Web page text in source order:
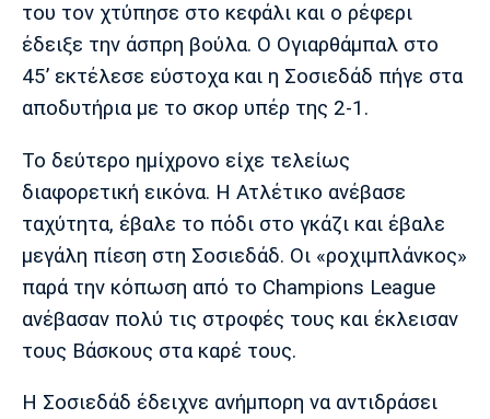
Πόρτο Μπενφίκα
του τον χτύπησε στο κεφάλι και ο ρέφερι
έδειξε την άσπρη βούλα. Ο Ογιαρθάμπαλ στο
45’ εκτέλεσε εύστοχα και η Σοσιεδάδ πήγε στα
αποδυτήρια με το σκορ υπέρ της 2-1.
Το δεύτερο ημίχρονο είχε τελείως
διαφορετική εικόνα. Η Ατλέτικο ανέβασε
ταχύτητα, έβαλε το πόδι στο γκάζι και έβαλε
μεγάλη πίεση στη Σοσιεδάδ. Οι «ροχιμπλάνκος»
παρά την κόπωση από το Champions League
ανέβασαν πολύ τις στροφές τους και έκλεισαν
τους Βάσκους στα καρέ τους.
Η Σοσιεδάδ έδειχνε ανήμπορη να αντιδράσει